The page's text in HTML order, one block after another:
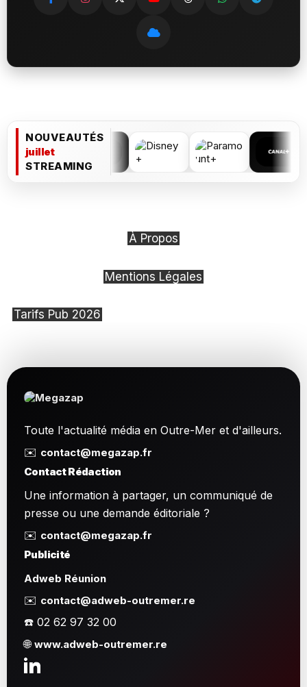
NOUVEAUTÉS
juillet
STREAMING
À Propos
Mentions Légales
Tarifs Pub 2026
Toute l'actualité média en Outre-Mer et d'ailleurs.
✉️ contact@megazap.fr
Contact Rédaction
Une information à partager, un communiqué de
presse ou une demande éditoriale ?
✉️ contact@megazap.fr
Publicité
Adweb Réunion
✉️ contact@adweb-outremer.re
☎️ 02 62 97 32 00
🌐www.adweb-outremer.re